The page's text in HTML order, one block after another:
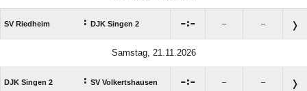
SV Riedheim : DJK Singen 2 : – –
Samstag, 21.11.2026
DJK Singen 2 : SV Volkertshausen : – –